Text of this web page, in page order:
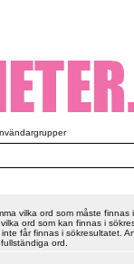
vilka ord som måste finnas i
ord som kan finnas i
får finnas i sökresultatet.
ord.